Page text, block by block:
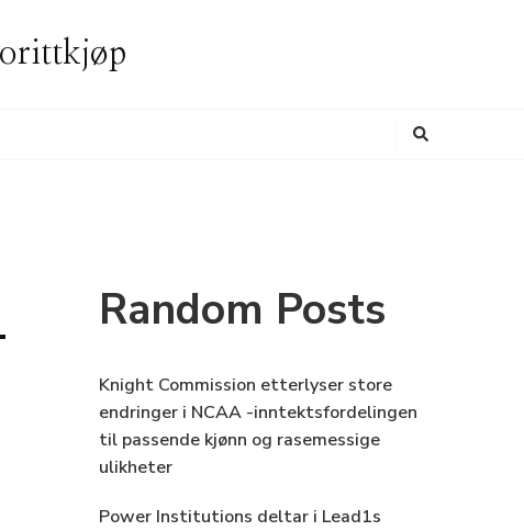
Random Posts
Knight Commission etterlyser store
endringer i NCAA -inntektsfordelingen
til passende kjønn og rasemessige
ulikheter
Power Institutions deltar i Lead1s